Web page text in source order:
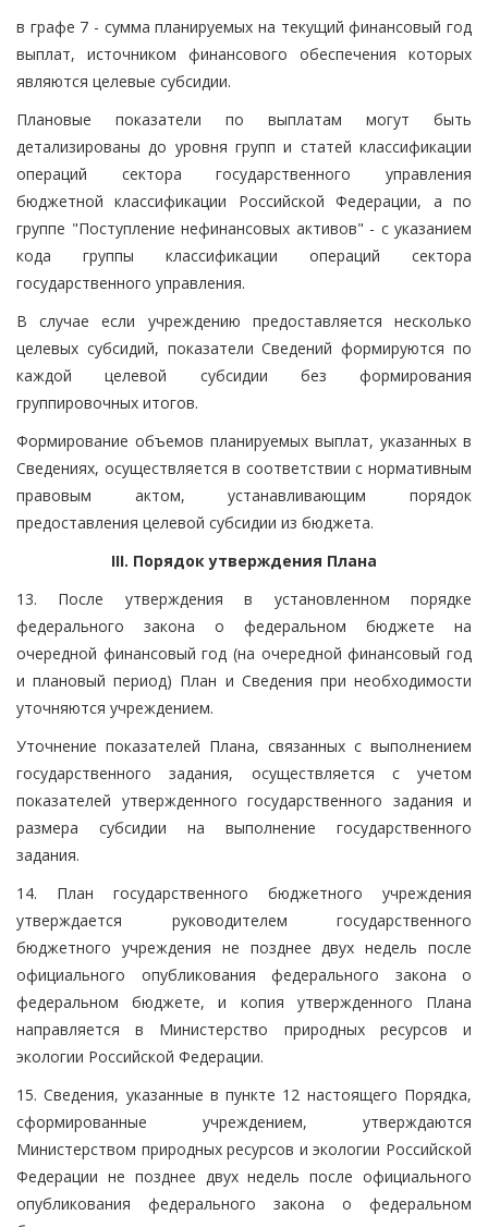
в графе 7 - сумма планируемых на текущий финансовый год
выплат, источником финансового обеспечения которых
являются целевые субсидии.
Плановые показатели по выплатам могут быть
детализированы до уровня групп и статей классификации
операций сектора государственного управления
бюджетной классификации Российской Федерации, а по
группе "Поступление нефинансовых активов" - с указанием
кода группы классификации операций сектора
государственного управления.
В случае если учреждению предоставляется несколько
целевых субсидий, показатели Сведений формируются по
каждой целевой субсидии без формирования
группировочных итогов.
Формирование объемов планируемых выплат, указанных в
Сведениях, осуществляется в соответствии с нормативным
правовым актом, устанавливающим порядок
предоставления целевой субсидии из бюджета.
III. Порядок утверждения Плана
13. После утверждения в установленном порядке
федерального закона о федеральном бюджете на
очередной финансовый год (на очередной финансовый год
и плановый период) План и Сведения при необходимости
уточняются учреждением.
Уточнение показателей Плана, связанных с выполнением
государственного задания, осуществляется с учетом
показателей утвержденного государственного задания и
размера субсидии на выполнение государственного
задания.
14. План государственного бюджетного учреждения
утверждается руководителем государственного
бюджетного учреждения не позднее двух недель после
официального опубликования федерального закона о
федеральном бюджете, и копия утвержденного Плана
направляется в Министерство природных ресурсов и
экологии Российской Федерации.
15. Сведения, указанные в пункте 12 настоящего Порядка,
сформированные учреждением, утверждаются
Министерством природных ресурсов и экологии Российской
Федерации не позднее двух недель после официального
опубликования федерального закона о федеральном